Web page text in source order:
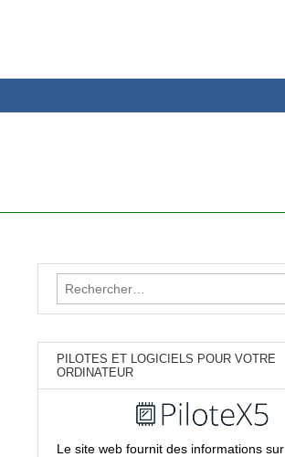
Rechercher :
PILOTES ET LOGICIELS POUR VOTRE
ORDINATEUR
Le site web fournit des informations sur